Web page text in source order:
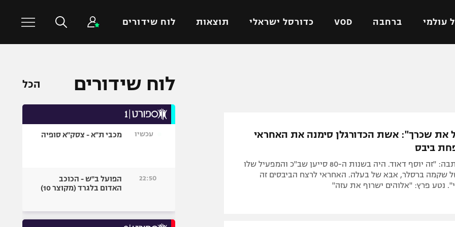
עולמי ברחבה VOD כדורסל ישראלי תוצאות לוח שידורים
ישראל
ליגה איטלקית
ליגה צרפתית
הפועל ירושלים
כדורסל עולמי
כדורעף
ספורט אולימפי
היאבקות WWE
את שכרך": אשת הכדורגלן סימנה את האחראי
ביבס
מאי גולסה כתבה: "זה יוסף דאוד. היה בשנות ה-80 סייען שב"כ והמפעיל שלו
שקמה ברסלר, אבא של בעלה. האחראי לרצח הביבסים זה
נטע פרץ: "אלוהים ישרוף את עזה"
לוח שידורים הכל
עכשיו מכבי ת"א - צסק"א סופיה
22:50
הפועל ב"ש - הכוכב
האדום בלגרד (מקוצר 10)